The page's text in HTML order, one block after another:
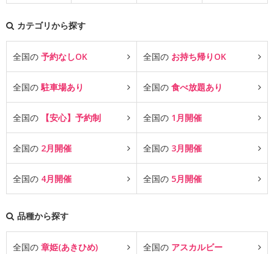
カテゴリから探す
全国の 予約なしOK 全国の お持ち帰りOK
全国の駐車場あり 全国の 食べ放題あり
全国の 【安心】予約制 全国の 1月開催
全国の 2月開催 全国の 3月開催
全国の 4月開催 全国の 5月開催
品種から探す
全国の 章姫(あきひめ) 全国の アスカルビー